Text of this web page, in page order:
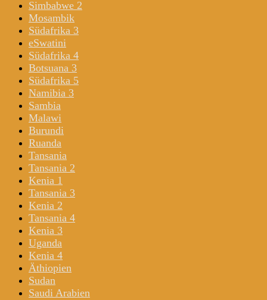
Simbabwe 2
Mosambik
Südafrika 3
eSwatini
Südafrika 4
Botsuana 3
Südafrika 5
Namibia 3
Sambia
Malawi
Burundi
Ruanda
Tansania
Tansania 2
Kenia 1
Tansania 3
Kenia 2
Tansania 4
Kenia 3
Uganda
Kenia 4
Äthiopien
Sudan
Saudi Arabien